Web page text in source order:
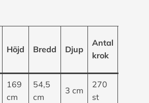
Höjd Bredd Djup
Antal
krok
169
cm
54,5
cm
3 cm
270
st